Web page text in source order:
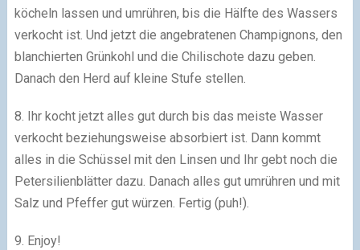
köcheln lassen und umrühren, bis die Hälfte des Wassers
verkocht ist. Und jetzt die angebratenen Champignons, den
blanchierten Grünkohl und die Chilischote dazu geben.
Danach den Herd auf kleine Stufe stellen.
8. Ihr kocht jetzt alles gut durch bis das meiste Wasser
verkocht beziehungsweise absorbiert ist. Dann kommt
alles in die Schüssel mit den Linsen und Ihr gebt noch die
Petersilienblätter dazu. Danach alles gut umrühren und mit
Salz und Pfeffer gut würzen. Fertig (puh!).
9. Enjoy!